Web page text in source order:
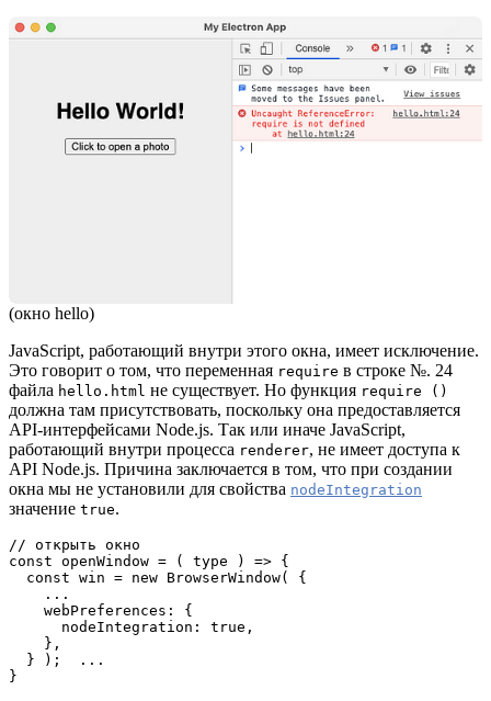
(окно hello)
JavaScript, работающий внутри этого окна, имеет исключение.
Это говорит о том, что переменная require в строке №. 24
файла hello.html не существует. Но функция require ()
должна там присутствовать, поскольку она предоставляется
API-интерфейсами Node.js. Так или иначе JavaScript,
работающий внутри процесса renderer, не имеет доступа к
API Node.js. Причина заключается в том, что при создании
окна мы не установили для свойства nodeIntegration
значение true.
// открыть окно
const openWindow = ( type ) => {
}